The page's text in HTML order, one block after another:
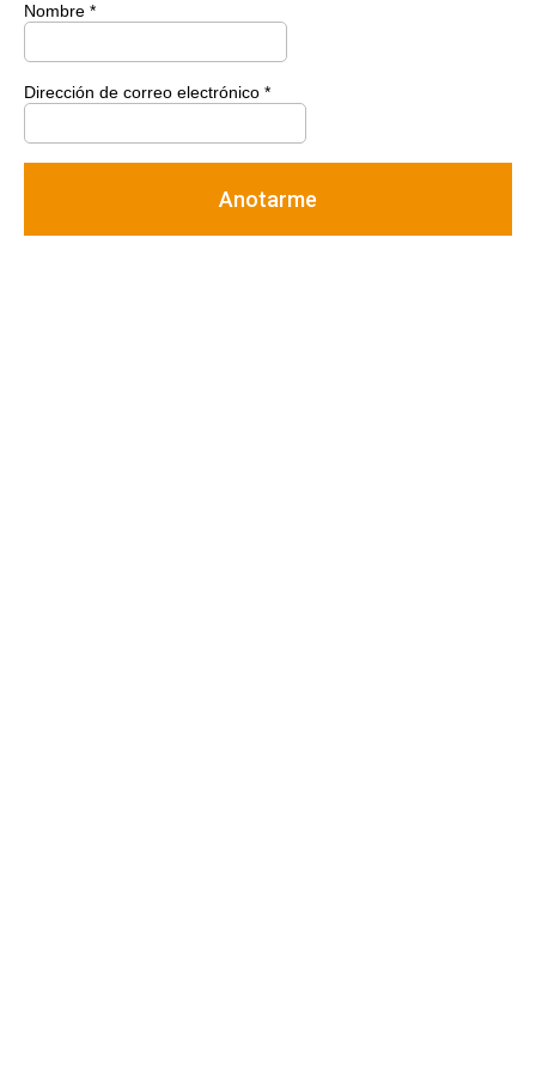
Nombre *
Dirección de correo electrónico *
Anotarme